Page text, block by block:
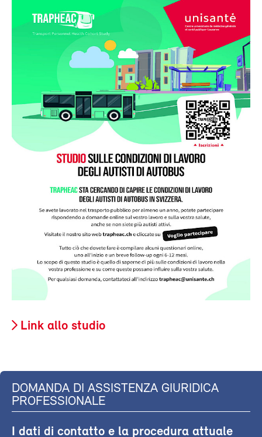
Link allo studio
DOMANDA DI ASSISTENZA GIURIDICA
PROFESSIONALE
I dati di contatto e la procedura attuale